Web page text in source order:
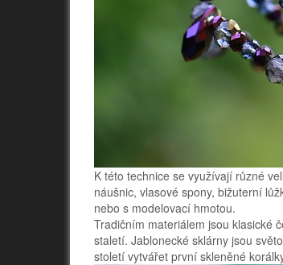
K této technice se využívají různé
náušnic, vlasové spony, bižuterní
nebo s modelovací hmotou.
Tradičním materiálem jsou klasické
staletí. Jablonecké sklárny jsou
století vytvářet první skleněné